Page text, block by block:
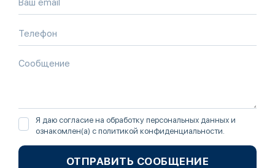
Я даю согласие на обработку персональных данных и
ознакомлен(а) с политикой конфиденциальности
ОТПРАВИТЬ СООБЩЕНИЕ